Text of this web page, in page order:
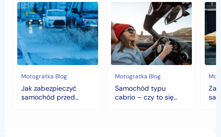
Jak
zabezpieczyć
samochód
przed
jesiennymi
chłodami
i
deszczem?
Motogratka Blog
Jak zabezpieczyć
samochód przed
Samochód
cabrio
–
czy
to
się
opłaca
w
polskim
klimacie?
Motogratka Blog
Samochód typu
cabrio – czy to się
czyli